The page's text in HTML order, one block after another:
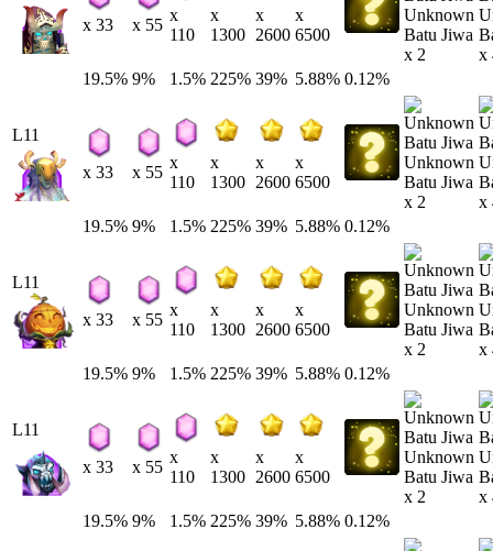
x 33 x 55
x
110
x
1300
x
2600
x
6500
Unknown
Batu Jiwa
x 2
x
19.5% 9% 1.5% 225% 39% 5.88% 0.12%
L11
x 33 x 55
x
110
x
1300
x
2600
x
6500
Unknown
Batu Jiwa
x 2
x
19.5% 9% 1.5% 225% 39% 5.88% 0.12%
L11
x 33 x 55
x
110
x
1300
x
2600
x
6500
Unknown
Batu Jiwa
x 2
x
19.5% 9% 1.5% 225% 39% 5.88% 0.12%
L11
x 33 x 55
x
110
x
1300
x
2600
x
6500
Unknown
Batu Jiwa
x 2
x
19.5% 9% 1.5% 225% 39% 5.88% 0.12%